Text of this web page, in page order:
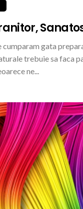
gata
trebuie sa faca
ne...